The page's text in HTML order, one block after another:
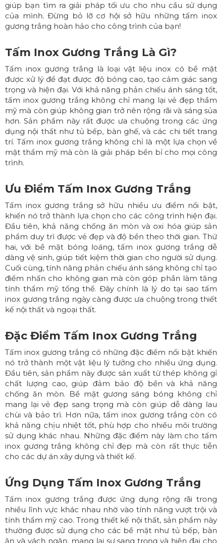
giúp bạn tìm ra giải pháp tối ưu cho nhu cầu sử dụng
của mình. Đừng bỏ lỡ cơ hội sở hữu những tấm inox
gương trắng hoàn hảo cho công trình của bạn!
Tấm Inox Gương Trắng Là Gì?
Tấm inox gương trắng là loại vật liệu inox có bề mặt
được xử lý để đạt được độ bóng cao, tạo cảm giác sang
trọng và hiện đại. Với khả năng phản chiếu ánh sáng tốt,
tấm inox gương trắng không chỉ mang lại vẻ đẹp thẩm
mỹ mà còn giúp không gian trở nên rộng rãi và sáng sủa
hơn. Sản phẩm này rất được ưa chuộng trong các ứng
dụng nội thất như tủ bếp, bàn ghế, và các chi tiết trang
trí. Tấm inox gương trắng không chỉ là một lựa chọn về
mặt thẩm mỹ mà còn là giải pháp bền bỉ cho mọi công
trình.
Ưu Điểm Tấm Inox Gương Trắng
Tấm inox gương trắng sở hữu nhiều ưu điểm nổi bật,
khiến nó trở thành lựa chọn cho các công trình hiện đại.
Đầu tiên, khả năng chống ăn mòn và oxi hóa giúp sản
phẩm duy trì được vẻ đẹp và độ bền theo thời gian. Thứ
hai, với bề mặt bóng loáng, tấm inox gương trắng dễ
dàng vệ sinh, giúp tiết kiệm thời gian cho người sử dụng.
Cuối cùng, tính năng phản chiếu ánh sáng không chỉ tạo
điểm nhấn cho không gian mà còn góp phần làm tăng
tính thẩm mỹ tổng thể. Đây chính là lý do tại sao tấm
inox gương trắng ngày càng được ưa chuộng trong thiết
kế nội thất và ngoại thất.
Đặc Điểm Tấm Inox Gương Trắng
Tấm inox gương trắng có những đặc điểm nổi bật khiến
nó trở thành một vật liệu lý tưởng cho nhiều ứng dụng.
Đầu tiên, sản phẩm này được sản xuất từ thép không gỉ
chất lượng cao, giúp đảm bảo độ bền và khả năng
chống ăn mòn. Bề mặt gương sáng bóng không chỉ
mang lại vẻ đẹp sang trọng mà còn giúp dễ dàng lau
chùi và bảo trì. Hơn nữa, tấm inox gương trắng còn có
khả năng chịu nhiệt tốt, phù hợp cho nhiều môi trường
sử dụng khác nhau. Những đặc điểm này làm cho tấm
inox gương trắng không chỉ đẹp mà còn rất thực tiễn
cho các dự án xây dựng và thiết kế.
Ứng Dụng Tấm Inox Gương Trắng
Tấm inox gương trắng được ứng dụng rộng rãi trong
nhiều lĩnh vực khác nhau nhờ vào tính năng vượt trội và
tính thẩm mỹ cao. Trong thiết kế nội thất, sản phẩm này
thường được sử dụng cho các bề mặt như tủ bếp, bàn
ăn và vách ngăn, mang lại sự sang trọng và hiện đại cho